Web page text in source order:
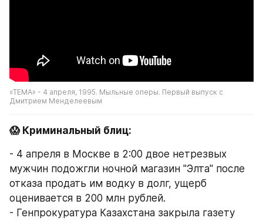
«ТЕМА» - 4 апреля, 1995. Мыльные оперы. Первый выпуск с
Дмитрием Менделеевым
😱 Криминальный блиц:
- 4 апреля в Москве в 2:00 двое нетрезвых
мужчин подожгли ночной магазин "Элта" после
отказа продать им водку в долг, ущерб
оценивается в 200 млн рублей.
- Генпрокуратура Казахстана закрыла газету